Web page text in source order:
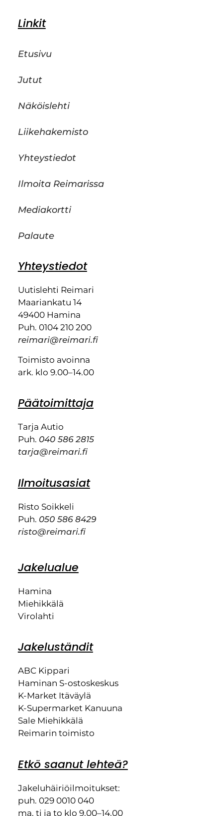
Linkit
Etusivu
Jutut
Näköislehti
Liikehakemisto
Yhteystiedot
Ilmoita Reimarissa
Mediakortti
Palaute
Yhteystiedot
Uutislehti Reimari
Maariankatu 14
49400 Hamina
Puh. 0104 210 200
reimari@reimari.fi
Toimisto avoinna
ark. klo 9.00–14.00
Päätoimittaja
Tarja Autio
Puh. 040 586 2815
tarja@reimari.fi
Ilmoitusasiat
Risto Soikkeli
Puh. 050 586 8429
risto@reimari.fi
Jakelualue
Hamina
Miehikkälä
Virolahti
Jakeluständit
ABC Kippari
Haminan S-ostoskeskus
K-Market Itäväylä
K-Supermarket Kanuuna
Sale Miehikkälä
Reimarin toimisto
Etkö saanut lehteä?
Jakeluhäiriöilmoitukset:
puh. 029 0010 040
ma, ti ja to klo 9.00–14.00